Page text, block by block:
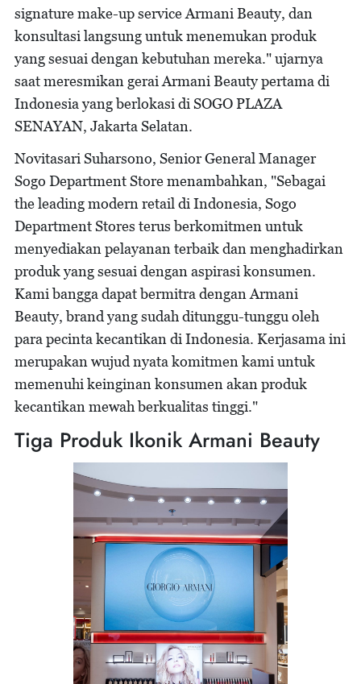
signature make-up service Armani Beauty, dan
konsultasi langsung untuk menemukan produk
yang sesuai dengan kebutuhan mereka." ujarnya
saat meresmikan gerai Armani Beauty pertama di
Indonesia yang berlokasi di SOGO PLAZA
SENAYAN, Jakarta Selatan.
Novitasari Suharsono, Senior General Manager
Sogo Department Store menambahkan, "Sebagai
the leading modern retail di Indonesia, Sogo
Department Stores terus berkomitmen untuk
menyediakan pelayanan terbaik dan menghadirkan
produk yang sesuai dengan aspirasi konsumen.
Kami bangga dapat bermitra dengan Armani
Beauty, brand yang sudah ditunggu-tunggu oleh
para pecinta kecantikan di Indonesia. Kerjasama ini
merupakan wujud nyata komitmen kami untuk
memenuhi keinginan konsumen akan produk
kecantikan mewah berkualitas tinggi."
Tiga Produk Ikonik Armani Beauty